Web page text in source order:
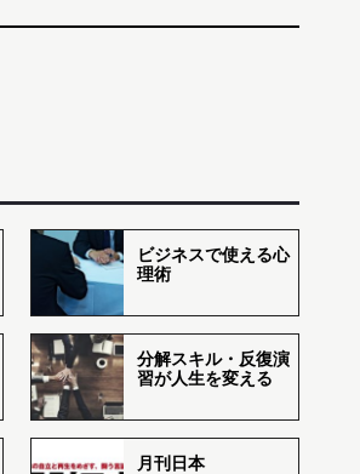
ビジネスで使える心
理術
分解スキル・反復演
習が人生を変える
月刊日本